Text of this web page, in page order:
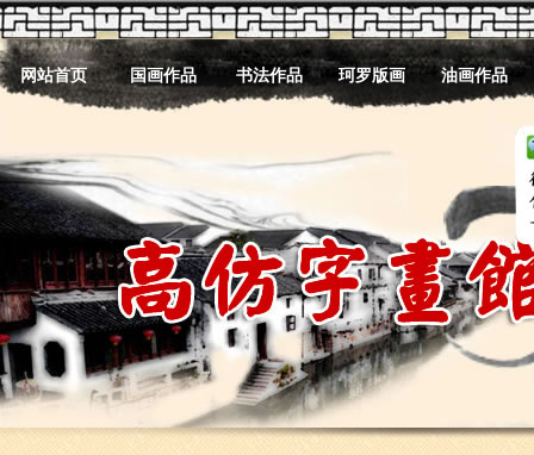
网站首页 国画作品 书法作品 珂罗版画 油画作品